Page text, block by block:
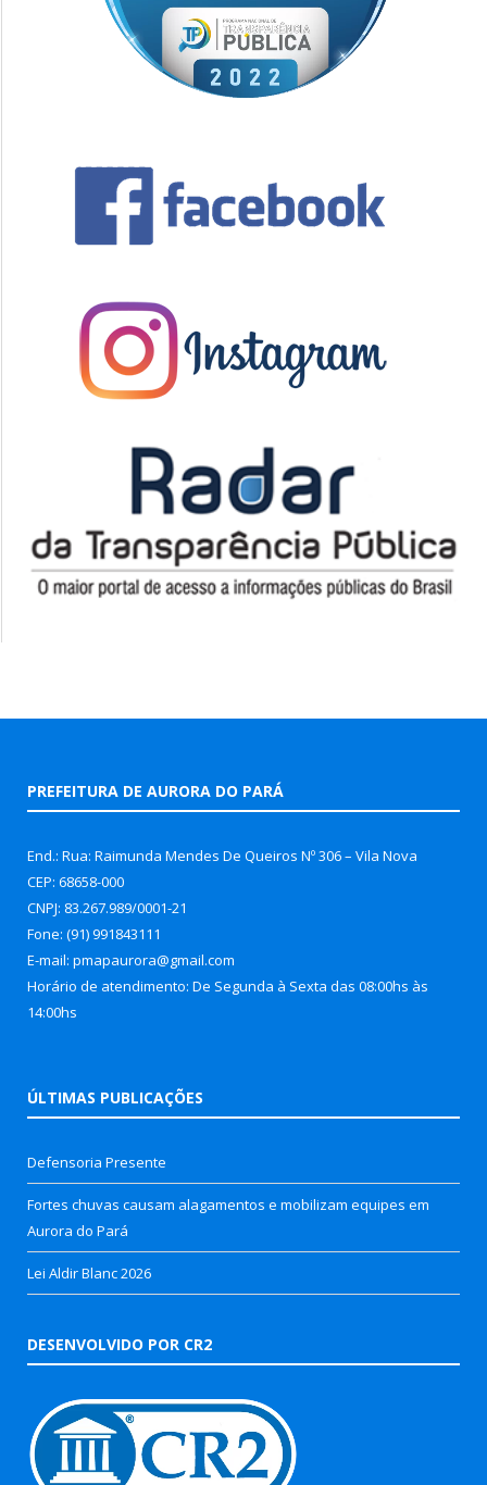
PREFEITURA DE AURORA DO PARÁ
End.: Rua: Raimunda Mendes De Queiros Nº 306 – Vila Nova
CEP: 68658-000
CNPJ: 83.267.989/0001-21
Fone: (91) 991843111
E-mail: pmapaurora@gmail.com
Horário de atendimento: De Segunda à Sexta das 08:00hs às
14:00hs
ÚLTIMAS PUBLICAÇÕES
Defensoria Presente
Fortes chuvas causam alagamentos e mobilizam equipes em
Aurora do Pará
Lei Aldir Blanc 2026
DESENVOLVIDO POR CR2